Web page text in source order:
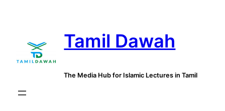
Tamil Dawah
The Media Hub for Islamic Lectures in Tamil